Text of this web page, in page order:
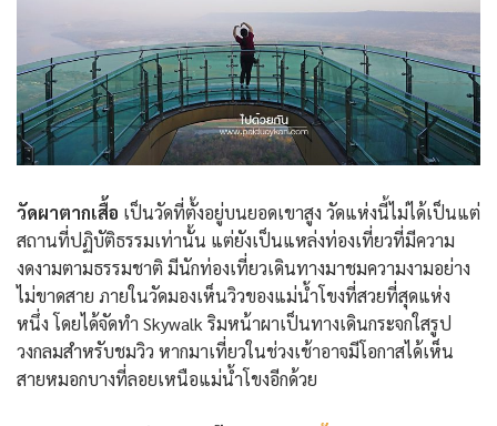
วัดผาตากเสื้อ เป็นวัดที่ตั้งอยู่บนยอดเขาสูง วัดแห่งนี้ไม่ได้เป็นแต่
สถานที่ปฏิบัติธรรมเท่านั้น แต่ยังเป็นแหล่งท่องเที่ยวที่มีความ
งดงามตามธรรมชาติ มีนักท่องเที่ยวเดินทางมาชมความงามอย่าง
ไม่ขาดสาย ภายในวัดมองเห็นวิวของแม่น้ำโขงที่สวยที่สุดแห่ง
หนึ่ง โดยได้จัดทำ Skywalk ริมหน้าผาเป็นทางเดินกระจกใสรูป
วงกลมสำหรับชมวิว หากมาเที่ยวในช่วงเช้าอาจมีโอกาสได้เห็น
สายหมอกบางที่ลอยเหนือแม่น้ำโขงอีกด้วย